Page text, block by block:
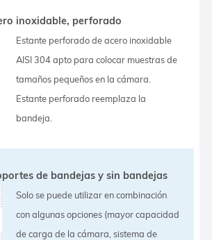
inoxidable, perforado
Estante perforado de acero inoxidable
AISI 304 apto para colocar muestras de
tamaños pequeños en la cámara.
Estante perforado reemplaza la
bandeja.
de bandejas y sin bandejas
Solo se puede utilizar en combinación
con algunas opciones (mayor capacidad
de carga de la cámara, sistema de